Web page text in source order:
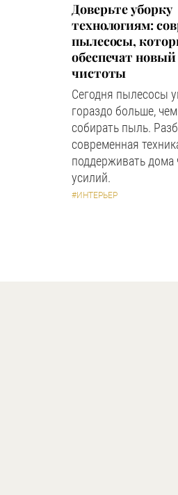
Доверьте уборку
технологиям:
пылесосы,
обеспечат новый
чистоты
Сегодня пылесосы
гораздо больше,
собирать пыль.
современная
поддерживать дома
усилий.
#ИНТЕРЬЕР